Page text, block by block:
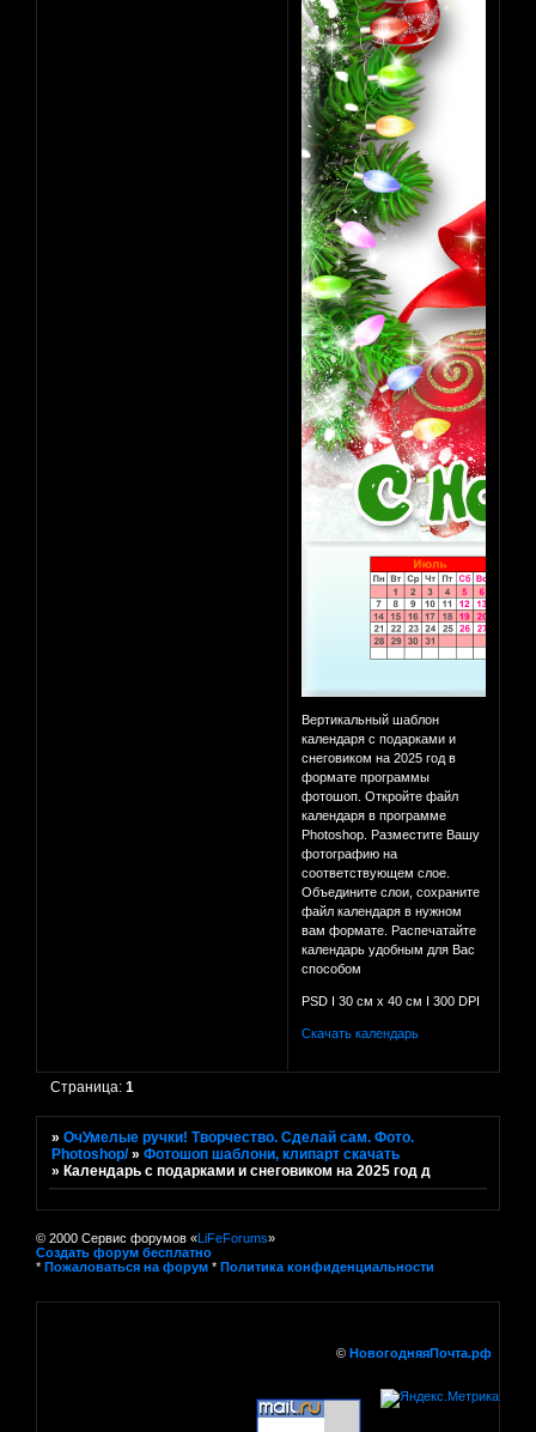
Вертикальный шаблон
календаря с подарками и
снеговиком на 2025 год в
формате программы
фотошоп. Откройте файл
календаря в программе
Photoshop. Разместите Вашу
фотографию на
соответствующем слое.
Объедините слои, сохраните
файл календаря в нужном
вам формате. Распечатайте
календарь удобным для Вас
способом
PSD I 30 см х 40 см I 300 DPI
Скачать календарь
Страница:1
»ОчУмелые ручки! Творчество. Сделай сам. Фото.
Photoshop/ »Фотошоп шаблони, клипарт скачать
»Календарь с подарками и снеговиком на 2025 год д
© 2000 Сервис форумов «LiFeForums»
Создать форум бесплатно
* Пожаловаться на форум * Политика конфиденциальности
© НовогодняяПочта.рф